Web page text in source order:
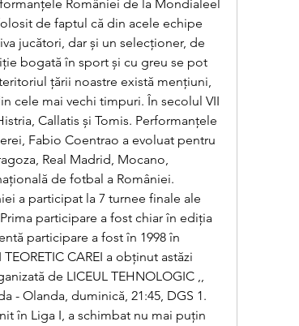
României de la Mondialeel
de faptul că din acele echipe
jucători, dar și un selecționer, de
bogată în sport și cu greu se pot
țării noastre există mențiuni,
cele mai vechi timpuri. În secolul VII
Callatis și Tomis. Performanțele
Fabio Coentrao a evoluat pentru
Real Madrid, Mocano,
de fotbal a României.
a participat la 7 turnee finale ale
participare a fost chiar în ediția
participare a fost în 1998 în
CAREI a obținut astăzi
de LICEUL TEHNOLOGIC ,,
- Olanda, duminică, 21:45, DGS 1.
în Liga I, a schimbat nu mai puțin